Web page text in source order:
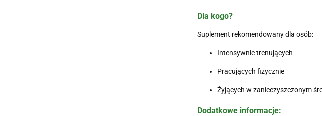
Dla kogo?
Suplement rekomendowany dla osób:
Intensywnie trenujących
Pracujących fizycznie
Żyjących w zanieczyszczonym
Dodatkowe informacje: